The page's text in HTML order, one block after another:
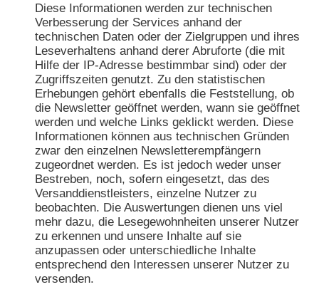
Diese Informationen werden zur technischen
Verbesserung der Services anhand der
technischen Daten oder der Zielgruppen und ihres
Leseverhaltens anhand derer Abruforte (die mit
Hilfe der IP-Adresse bestimmbar sind) oder der
Zugriffszeiten genutzt. Zu den statistischen
Erhebungen gehört ebenfalls die Feststellung, ob
die Newsletter geöffnet werden, wann sie geöffnet
werden und welche Links geklickt werden. Diese
Informationen können aus technischen Gründen
zwar den einzelnen Newsletterempfängern
zugeordnet werden. Es ist jedoch weder unser
Bestreben, noch, sofern eingesetzt, das des
Versanddienstleisters, einzelne Nutzer zu
beobachten. Die Auswertungen dienen uns viel
mehr dazu, die Lesegewohnheiten unserer Nutzer
zu erkennen und unsere Inhalte auf sie
anzupassen oder unterschiedliche Inhalte
entsprechend den Interessen unserer Nutzer zu
versenden.